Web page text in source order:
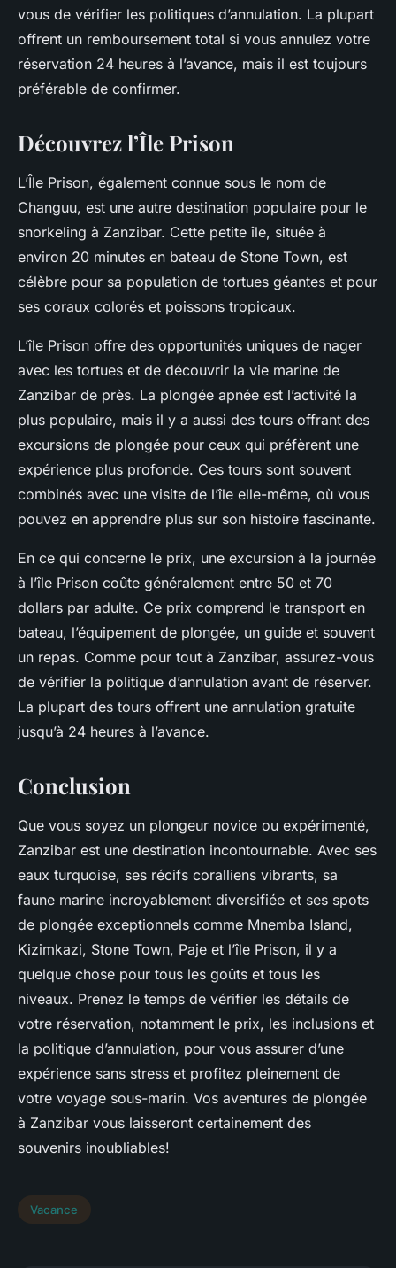
vous de vérifier les politiques d’annulation. La plupart
offrent un remboursement total si vous annulez votre
réservation 24 heures à l’avance, mais il est toujours
préférable de confirmer.
Découvrez l’Île Prison
L’Île Prison, également connue sous le nom de
Changuu, est une autre destination populaire pour le
snorkeling à Zanzibar. Cette petite île, située à
environ 20 minutes en bateau de Stone Town, est
célèbre pour sa population de tortues géantes et pour
ses coraux colorés et poissons tropicaux.
L’île Prison offre des opportunités uniques de nager
avec les tortues et de découvrir la vie marine de
Zanzibar de près. La plongée apnée est l’activité la
plus populaire, mais il y a aussi des tours offrant des
excursions de plongée pour ceux qui préfèrent une
expérience plus profonde. Ces tours sont souvent
combinés avec une visite de l’île elle-même, où vous
pouvez en apprendre plus sur son histoire fascinante.
En ce qui concerne le prix, une excursion à la journée
à l’île Prison coûte généralement entre 50 et 70
dollars par adulte. Ce prix comprend le transport en
bateau, l’équipement de plongée, un guide et souvent
un repas. Comme pour tout à Zanzibar, assurez-vous
de vérifier la politique d’annulation avant de réserver.
La plupart des tours offrent une annulation gratuite
jusqu’à 24 heures à l’avance.
Conclusion
Que vous soyez un plongeur novice ou expérimenté,
Zanzibar est une destination incontournable. Avec ses
eaux turquoise, ses récifs coralliens vibrants, sa
faune marine incroyablement diversifiée et ses spots
de plongée exceptionnels comme Mnemba Island,
Kizimkazi, Stone Town, Paje et l’île Prison, il y a
quelque chose pour tous les goûts et tous les
niveaux. Prenez le temps de vérifier les détails de
votre réservation, notamment le prix, les inclusions et
la politique d’annulation, pour vous assurer d’une
expérience sans stress et profitez pleinement de
votre voyage sous-marin. Vos aventures de plongée
à Zanzibar vous laisseront certainement des
souvenirs inoubliables!
Vacance